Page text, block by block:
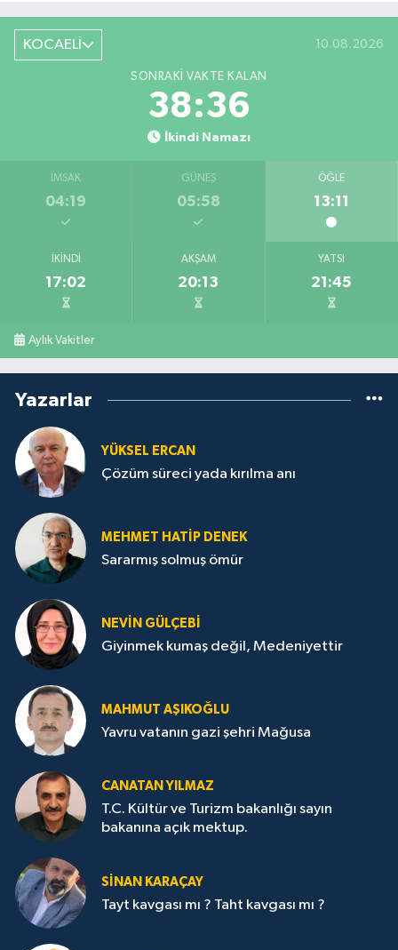
KOCAELİ 10.08.2026
SONRAKI VAKTE KALAN
38:35
İkindi Namazı
İMSAK
04:19
GÜNEŞ
05:58
ÖĞLE
13:11
İKINDI
17:02
AKŞAM
20:13
YATSI
21:45
Aylık Vakitler
Yazarlar
YÜKSEL ERCAN
Çözüm süreci yada kırılma anı
MEHMET HATİP DENEK
Sararmış solmuş ömür
NEVİN GÜLÇEBİ
Giyinmek kumaş değil, Medeniyettir
MAHMUT AŞIKOĞLU
Yavru vatanın gazi şehri Mağusa
CANATAN YILMAZ
T.C. Kültür ve Turizm bakanlığı sayın
bakanına açık mektup.
SİNAN KARAÇAY
Tayt kavgası mı ? Taht kavgası mı ?